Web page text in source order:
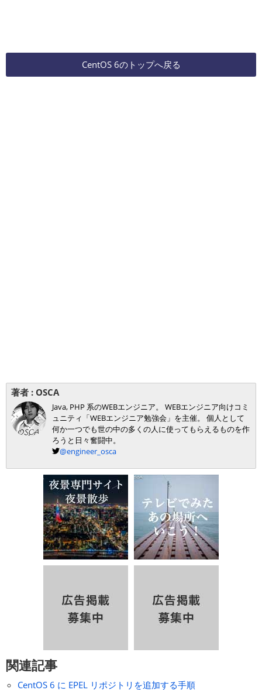
CentOS 6のトップへ戻る
著者 : OSCA
Java, PHP 系のWEBエンジニア。 WEBエンジニア向けコミ
ュニティ「WEBエンジニア勉強会」を主催。 個人として
何か一つでも世の中の多くの人に使ってもらえるものを作
ろうと日々奮闘中。
@engineer_osca
関連記事
CentOS 6 に EPEL リポジトリを追加する手順